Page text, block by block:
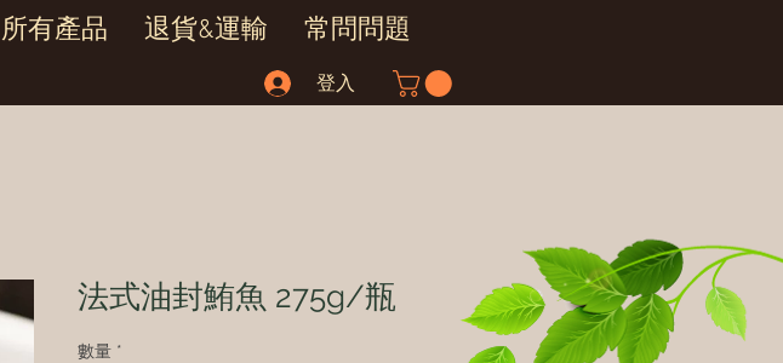
所有產品 退貨&運輸 常問問題
登入
法式油封鮪魚 275g/瓶
數量 *